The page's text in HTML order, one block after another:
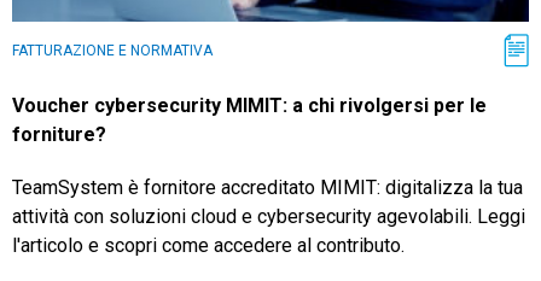
FATTURAZIONE E NORMATIVA
Voucher cybersecurity MIMIT: a chi rivolgersi per le
forniture?
TeamSystem è fornitore accreditato MIMIT: digitalizza la tua
attività con soluzioni cloud e cybersecurity agevolabili. Leggi
l'articolo e scopri come accedere al contributo.